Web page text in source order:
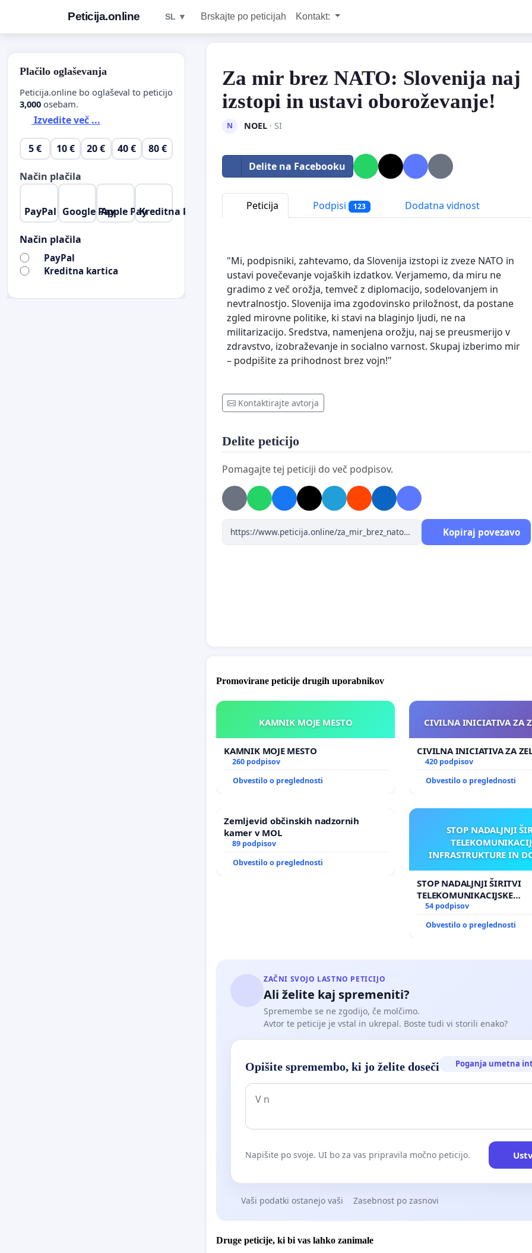
Peticija.online SL ▼ Brskajte po peticijah Kontakt:
Za mir brez NATO: Slovenija naj
izstopi in ustavi oboroževanje!
N NOEL· SI
Delite na Facebooku
Peticija Podpisi 123 Dodatna vidnost
"Mi, podpisniki, zahtevamo, da Slovenija izstopi iz zveze NATO in
ustavi povečevanje vojaških izdatkov. Verjamemo, da miru ne
gradimo z več orožja, temveč z diplomacijo, sodelovanjem in
nevtralnostjo. Slovenija ima zgodovinsko priložnost, da postane
zgled mirovne politike, ki stavi na blaginjo ljudi, ne na
militarizacijo. Sredstva, namenjena orožju, naj se preusmerijo v
zdravstvo, izobraževanje in socialno varnost. Skupaj izberimo mir
– podpišite za prihodnost brez vojn!"
Kontaktirajte avtorja
Delite peticijo
Pomagajte tej peticiji do več podpisov.
Kopiraj povezavo
Promovirane peticije drugih uporabnikov
KAMNIK MOJE MESTO
KAMNIK MOJE MESTO
260 podpisov
Obvestilo o preglednosti
CIVILNA INICIATIVA ZA
CIVILNA INICIATIVA ZA
420 podpisov
Obvestilo o preglednosti
Zemljevid občinskih nadzornih
kamer v MOL
89 podpisov
Obvestilo o preglednosti
STOP NADALJNJI
INFRASTRUKTURE IN
STOP NADALJNJI ŠIRITVI
TELEKOMUNIKACIJSKE
INFRASTRUKTURE IN
54 podpisov
Obvestilo o preglednosti
ZAČNI SVOJO LASTNO PETICIJO
Ali želite kaj spremeniti?
Spremembe se ne zgodijo, če molčimo.
Avtor te peticije je vstal in ukrepal. Boste tudi vi storili enako?
Opišite spremembo, ki jo želite doseči Poganja umetna
Napišite po svoje. UI bo za vas pripravila močno peticijo.
Vaši podatki ostanejo vaši Zasebnost po zasnovi
Druge peticije, ki bi vas lahko zanimale
Plačilo oglaševanja
Peticija.online bo oglaševal to peticijo
3,000 osebam.
Izvedite več ...
5 € 10 € 20 € 40 € 80 €
Način plačila
PayPal Google PayApple PayKreditna kartica
Način plačila
PayPal
Kreditna kartica